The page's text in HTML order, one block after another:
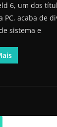
6, um dos
PC, acaba de
sistema e